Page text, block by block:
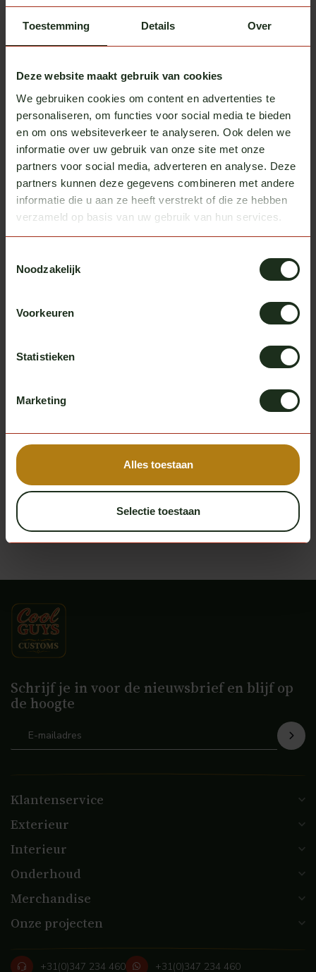
Toestemming Details Over
Deze website maakt gebruik van cookies
We gebruiken cookies om content en advertenties te
personaliseren, om functies voor social media te bieden
en om ons websiteverkeer te analyseren. Ook delen we
informatie over uw gebruik van onze site met onze
partners voor social media, adverteren en analyse. Deze
partners kunnen deze gegevens combineren met andere
informatie die u aan ze heeft verstrekt of die ze hebben
verzameld op basis van uw gebruik van hun services.
Noodzakelijk
Voorkeuren
Statistieken
Marketing
Alles toestaan
Selectie toestaan
Truckopbouw
Voor de opbouw van jouw truck ben je bij ons aan het
juiste adres. We gaan voor de beste kwaliteit en bij ons
is de klant nog altijd koning. In nauw c...
06
MAR
Er is veel keuze op het gebied van truckstyling en
daardoor is het soms lastig kiezen.Bij ons kun je terecht
Schrijf je in voor de nieuwsbrief en blijf op
de hoogte
Klantenservice
Exterieur
Interieur
Onderhoud
Merchandise
Onze projecten
+31(0)347 234 460 +31(0)347 234 460